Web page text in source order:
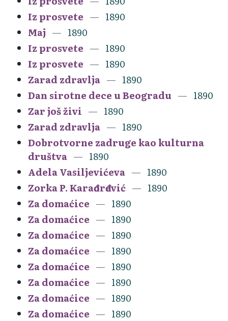
Iz prosvete
1890
Maj
1890
Iz prosvete
1890
Iz prosvete
1890
Zarad zdravlja
1890
Dan sirotne dece u Beogradu
1890
Zar još živi
1890
Zarad zdravlja
1890
Dobrotvorne zadruge kao kulturna
društva
1890
Adela Vasiljevićeva
1890
Zorka P. Karađorđević
1890
Za domaćice
1890
Za domaćice
1890
Za domaćice
1890
Za domaćice
1890
Za domaćice
1890
Za domaćice
1890
Za domaćice
1890
Za domaćice
1890